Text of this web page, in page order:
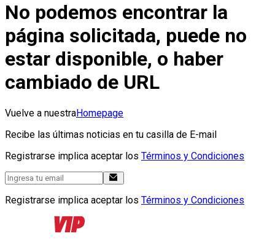
No podemos encontrar la
página solicitada, puede no
estar disponible, o haber
cambiado de URL
Vuelve a nuestraHomepage
Recibe las últimas noticias en tu casilla de E-mail
Registrarse implica aceptar los Términos y Condiciones
Registrarse implica aceptar los Términos y Condiciones